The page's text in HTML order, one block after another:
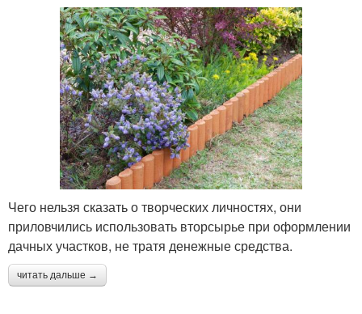
Чего нельзя сказать о творческих личностях, они
приловчились использовать вторсырье при оформлении
дачных участков, не тратя денежные средства.
читать дальше →